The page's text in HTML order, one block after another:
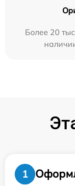
Более 20
1